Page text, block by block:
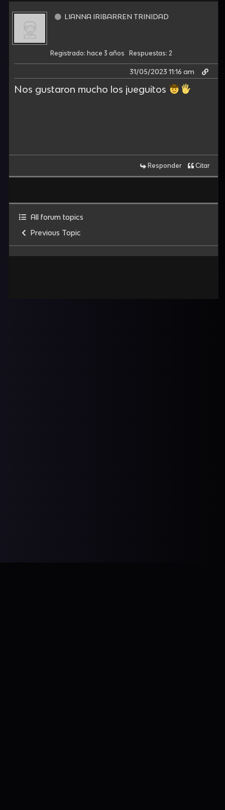
LIANNA IRIBARREN TRINIDAD
Registrado: hace 3 años Respuestas: 2
31/05/2023 11:16 am
Nos gustaron mucho los jueguitos
Responder Citar
All forum topics
Previous Topic